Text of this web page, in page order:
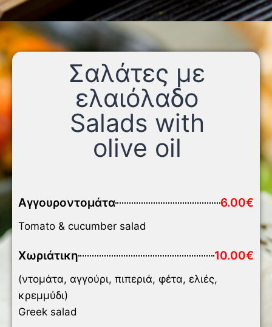
Σαλάτες με
ελαιόλαδο
Salads with
olive oil
Αγγουροντομάτα 6.00€
Tomato & cucumber salad
Χωριάτικη 10.00€
(ντομάτα, αγγούρι, πιπεριά, φέτα, ελιές,
κρεμμύδι)
Greek salad